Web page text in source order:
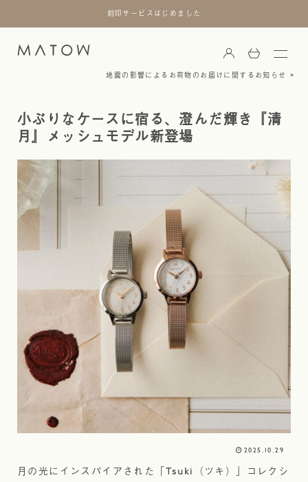
刻印サービスはじめました
地震の影響によるお荷物のお届けに関するお知らせ
小ぶりなケースに宿る、澄んだ輝き『清
月』メッシュモデル新登場
2025.10.29
月の光にインスパイアされた「Tsuki（ツキ）」コレクシ